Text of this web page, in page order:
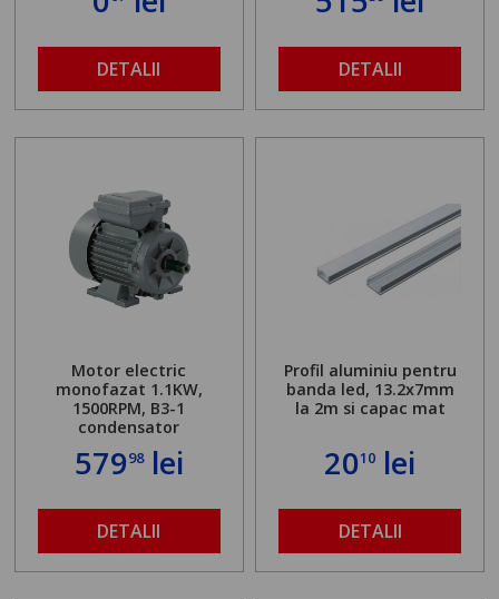
DETALII DETALII
Motor electric
monofazat 1.1KW,
1500RPM, B3-1
condensator
57998lei
DETALII
Profil aluminiu pentru
banda led, 13.2x7mm
la 2m si capac mat
2010 lei
DETALII